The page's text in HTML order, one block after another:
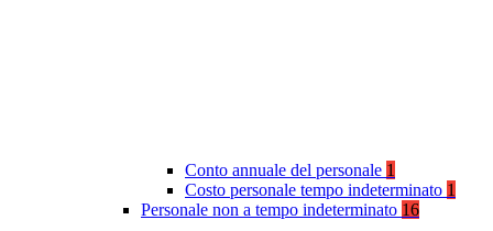
Conto annuale del personale 1
Costo personale tempo indeterminato 1
Personale non a tempo indeterminato 16